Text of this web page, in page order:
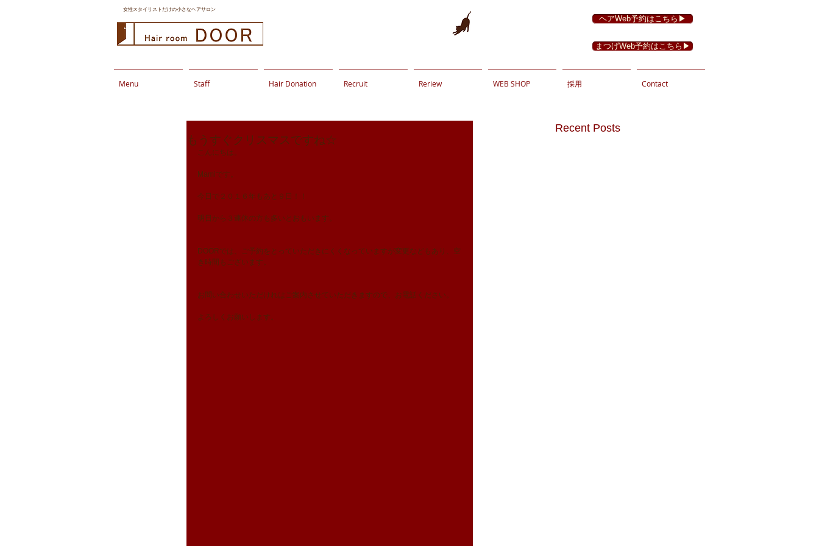
女性スタイリストだけの小さなヘアサロン
ヘアWeb予約はこちら▶︎
まつげWeb予約はこちら▶︎
Menu Staff Hair Donation Recruit Reriew WEB SHOP 採用 Contact
もうすぐクリスマスですね☆
こんにちは。
Mamiです。
今日で２０１６年もあと９日！！
明日から３連休の方も多いとおもいます。
DOORでは、ご予約をとっていただきにくくなっていますが変更などもあり、空
き時間もございます。
お問い合わせいただけれはご案内させていただきますので、お電話ください。
よろしくお願いします。
Recent Posts